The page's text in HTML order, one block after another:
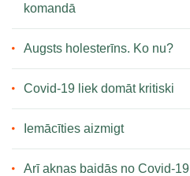
komandā
Augsts holesterīns. Ko nu?
Covid-19 liek domāt kritiski
Iemācīties aizmigt
Arī aknas baidās no Covid-19